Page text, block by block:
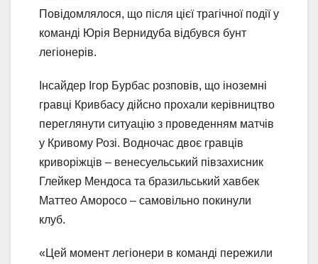
Повідомлялося, що після цієї трагічної події у
команді Юрія Вернидуба відбувся бунт
легіонерів.
Інсайдер Ігор Бурбас розповів, що іноземні
гравці Кривбасу дійсно прохали керівництво
переглянути ситуацію з проведенням матчів
у Кривому Розі. Водночас двоє гравців
криворіжців – венесуельський півзахисник
Глейкер Мендоса та бразильський хавбек
Маттео Аморосо – самовільно покинули
клуб.
«Цей момент легіонери в команді пережили